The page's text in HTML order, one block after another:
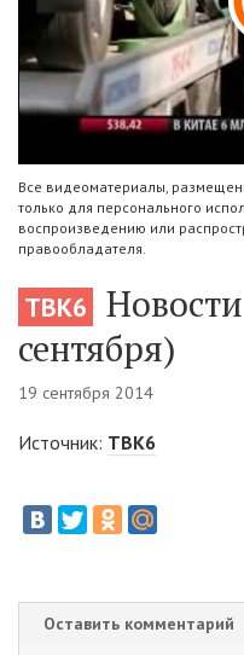
Все видеоматериалы,
только для персонального
воспроизведению или
правообладателя.
ТВК6
сентября)
19 сентября 2014
Источник: ТВК6
Оставить комментарий